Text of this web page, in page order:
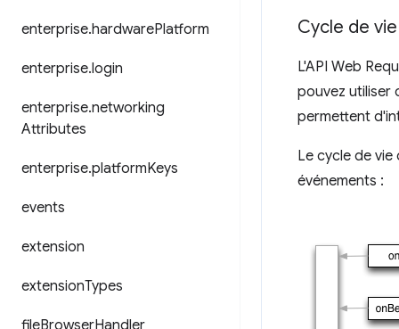
enterprise.hardwarePlatform
enterprise.login
enterprise.networking
Attributes
enterprise.platformKeys
events
extension
extensionTypes
fileBrowserHandler
Cycle de
L'API Web
pouvez utiliser
permettent
Le cycle de
événements :